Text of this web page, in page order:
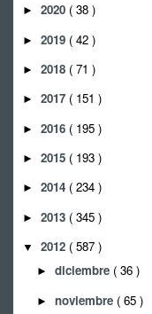
► 2020 ( 38 )
► 2019 ( 42 )
► 2018 ( 71 )
► 2017 ( 151 )
► 2016 ( 195 )
► 2015 ( 193 )
► 2014 ( 234 )
► 2013 ( 345 )
▼ 2012 ( 587 )
► diciembre ( 36 )
► noviembre ( 65 )